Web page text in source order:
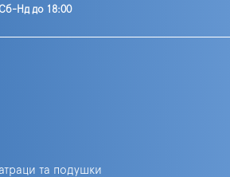
Нд до 18:00
та подушки